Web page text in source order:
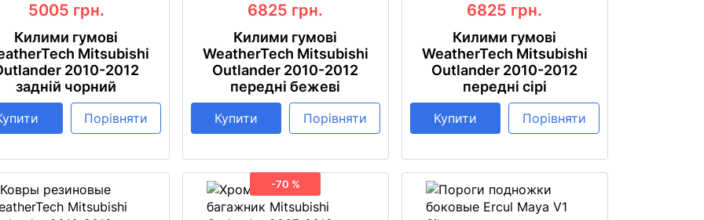
5005 грн.
Килими гумові
Mitsubishi
2010-2012
задній чорний
Порівняти
6825 грн.
Килими гумові
WeatherTech Mitsubishi
Outlander 2010-2012
передні бежеві
Купити Порівняти
6825 грн.
Килими гумові
WeatherTech Mitsubishi
Outlander 2010-2012
передні сірі
Купити Порівняти
-70 %